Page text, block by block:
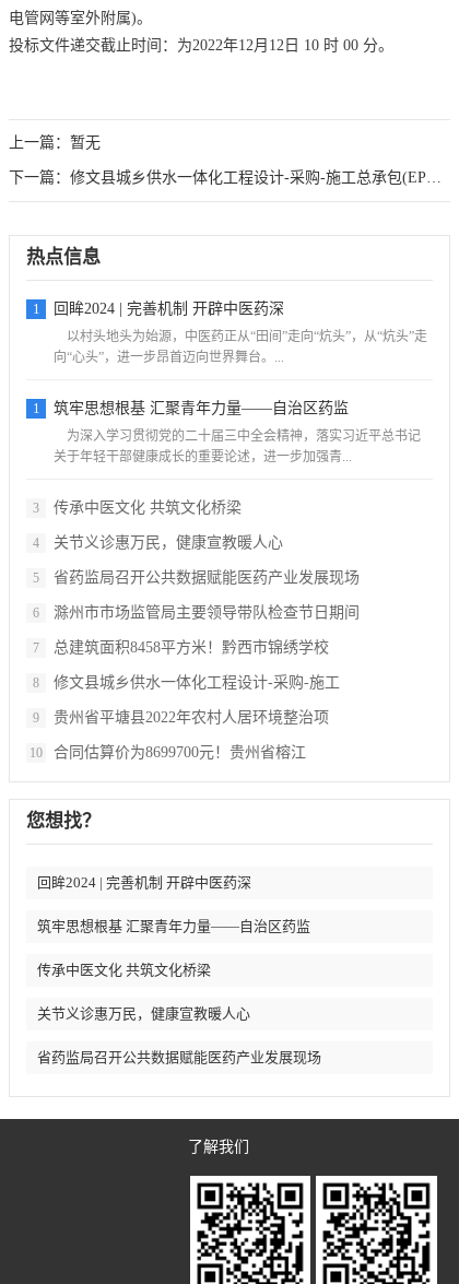
电管网等室外附属)。
投标文件递交截止时间：为2022年12月12日 10 时 00 分。
上一篇： 暂无
下一篇：修文县城乡供水一体化工程设计-采购-施工总承包(EPC)招标
热点信息
1 回眸2024 | 完善机制 开辟中医药深
以村头地头为始源，中医药正从“田间”走向“炕头”，从“炕头”走
向“心头”，进一步昂首迈向世界舞台。...
1 筑牢思想根基 汇聚青年力量——自治区药监
为深入学习贯彻党的二十届三中全会精神，落实习近平总书记
关于年轻干部健康成长的重要论述，进一步加强青...
3 传承中医文化 共筑文化桥梁
4 关节义诊惠万民，健康宣教暖人心
5 省药监局召开公共数据赋能医药产业发展现场
6 滁州市市场监管局主要领导带队检查节日期间
7 总建筑面积8458平方米！黔西市锦绣学校
8 修文县城乡供水一体化工程设计-采购-施工
9 贵州省平塘县2022年农村人居环境整治项
10 合同估算价为8699700元！贵州省榕江
您想找？
回眸2024 | 完善机制 开辟中医药深
筑牢思想根基 汇聚青年力量——自治区药监
传承中医文化 共筑文化桥梁
关节义诊惠万民，健康宣教暖人心
省药监局召开公共数据赋能医药产业发展现场
了解我们